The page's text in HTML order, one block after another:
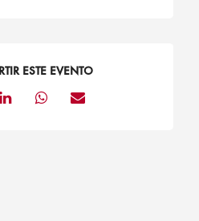
ESTE EVENTO